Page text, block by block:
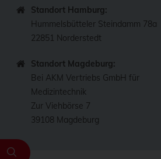
Standort Hamburg:
Hummelsbütteler Steindamm 78a
22851 Norderstedt
Standort Magdeburg:
Bei AKM Vertriebs GmbH für
Medizintechnik
Zur Viehbörse 7
39108 Magdeburg